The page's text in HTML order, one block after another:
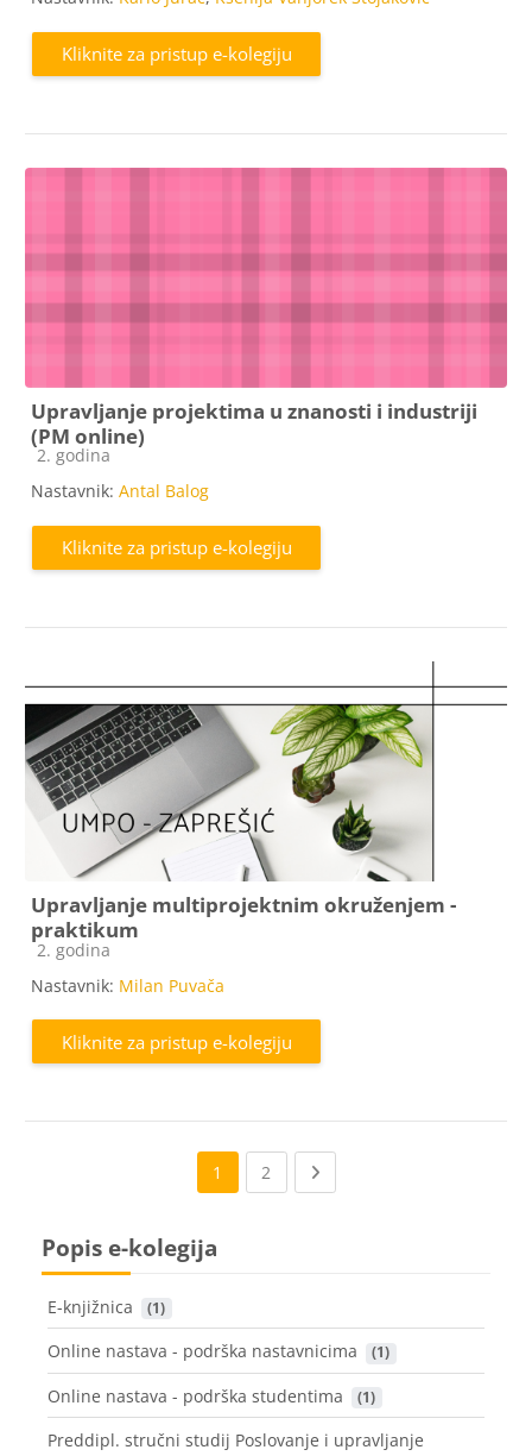
Kliknite za pristup e-kolegiju
Upravljanje projektima u znanosti i industriji
(PM online)
Kategorija e-kolegija
2. godina
Nastavnik: Antal Balog
Kliknite za pristup e-kolegiju
Upravljanje multiprojektnim okruženjem -
praktikum
Kategorija e-kolegija
2. godina
Nastavnik: Milan Puvača
Kliknite za pristup e-kolegiju
1 2 (current)Next page
Popis e-kolegija
E-knjižnica (1)
Online nastava - podrška nastavnicima (1)
Online nastava - podrška studentima (1)
Preddipl. stručni studij Poslovanje i upravljanje